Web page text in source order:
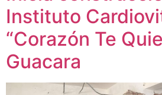
Instituto
“Corazón Te
Guacara